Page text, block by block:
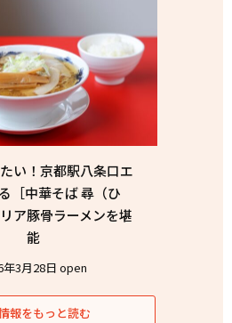
い！京都駅八条口エ
［中華そば 尋（ひ
ア豚骨ラーメンを堪
能
年3月28日 open
報をもっと読む